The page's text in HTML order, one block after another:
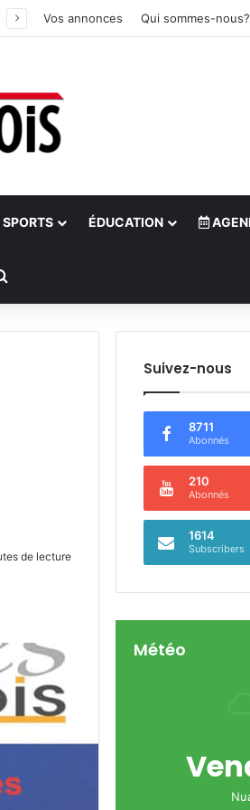
Vos annonces Qui sommes-nous?
SPORTS ÉDUCATION
(barre latérale)
de lecture
Suivez-nous
8711
Abonnés
210
Abonnés
1614
Subscribers
Météo